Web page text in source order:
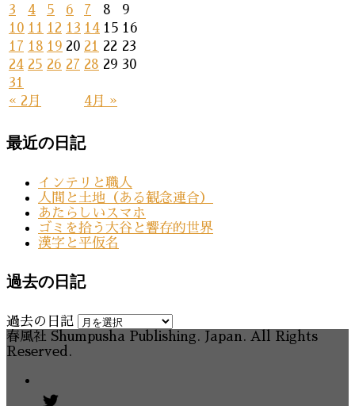
« 2月 4月 »
3
4 5 6 7 8
9
10 11 12 13 14 15 16
17 18 19 20 21 22 23
24 25 26 27 28 29 30
31
最近の日記
インテリと職人
人間と土地（ある観念連合）
あたらしいスマホ
ゴミを拾う大谷と響存的世界
漢字と平仮名
過去の日記
過去の日記
春風社 Shumpusha Publishing. Japan. All Rights
Reserved.